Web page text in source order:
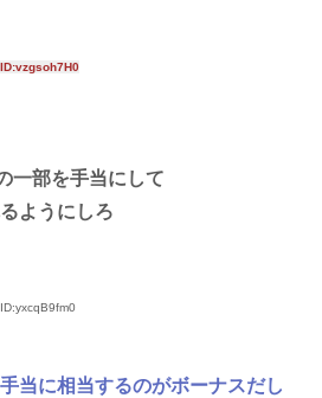
ID:vzgsoh7H0
一部を手当にして
ようにしろ
ID:yxcqB9fm0
当に相当するのがボーナスだし